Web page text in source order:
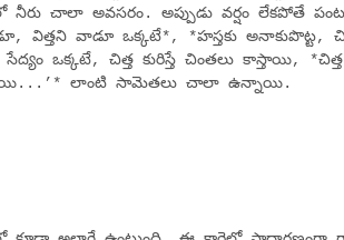
చాలా అవసరం. అప్పుడు వర్షం లేకపోతే
విత్తని వాడూ ఒక్కటే*, *హస్తకు అనాకుపొట్ట,
ఒక్కటే, చిత్త కురిస్తే చింతలు కాస్తాయి,
లాంటి సామెతలు చాలా ఉన్నాయి.